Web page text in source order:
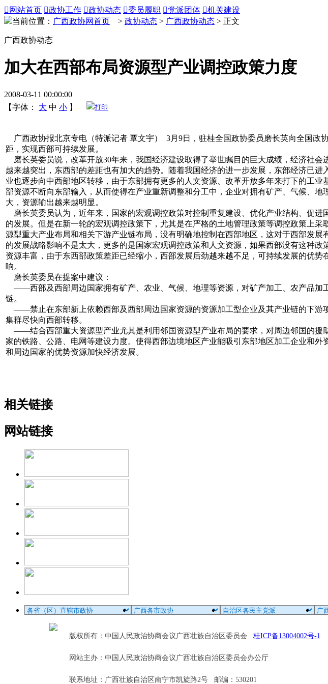
 网站首页 政协工作 政协动态 委员履职 党派团体 机关建设
当前位置： 广西政协网首页 > 政协动态 > 广西政协动态 > 正文
广西政协动态
加大在西部布局资源型产业调控政策力度
2008-03-11 00:00:00
【字体：
大 中 小 】 打印
广西政协报北京专电（特派记者 覃文宇） 3月9日，驻桂全国政协委员磨长英向全国政
距，实现西部可持续发展。
磨长英委员说，改革开放30年来，我国经济建设取得了举世瞩目的巨大成绩，经济社
越来越突出，东西部的差距也有加大的趋势。随着我国经济的进一步发展，东部经济已
业也逐步向中西部地区转移，由于东部拥有更多的人文资源、改革开放多年来打下的工
部资源不断向东部输入，从而使得在产业重新调整和分工中，企业对拥有矿产、气候、
大，资源输出越来越明显。
磨长英委员认为，近年来，国家的宏观调控政策对控制重复建设、优化产业结构、促
的发展。但是在新一轮的宏观调控政策下，尤其是在严格的土地管理政策等调控政策上
源型重大产业布局和相关下游产业链布局，没有明确地控制在西部地区，这对于西部发
的发展战略影响不是太大，更多的是国家宏观调控政策和人文资源，如果西部没有这种
资源丰富，由于东西部政策差距已经缩小，西部发展后劲越来越不足，可持续发展的优
响。
磨长英委员在提案中建议：
——西部及西部周边国家拥有矿产、农业、气候、地理等资源，对矿产加工、农产品加
链。
——禁止在东部新上依赖西部及西部周边国家资源的资源加工型企业及其产业链的下游
集群尽快向西部转移。
——结合西部重大资源型产业尤其是利用邻国资源型产业布局的要求，对周边邻国的援
家的铁路、公路、电网等建设力度。使得西部边境地区产业能吸引东部地区加工企业和
和周边国家的优势资源加快经济发展。
相关链接
网站链接
版权所有：中国人民政治协商会议广西壮族自治区委员会 桂ICP备13004002号-1
网站主办：中国人民政治协商会议广西壮族自治区委员会办公厅
联系地址：广西壮族自治区南宁市凯旋路2号 邮编：530201